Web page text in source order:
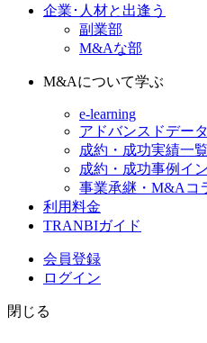
企業･人材と出逢う
副業部
M&Aな部
M&Aについて学ぶ
e-learning
アドバンスドデータ
成約・成功実績一覧
成約・成功事例イ
事業承継・M&Aコ
利用料金
TRANBIガイド
会員登録
ログイン
閉じる